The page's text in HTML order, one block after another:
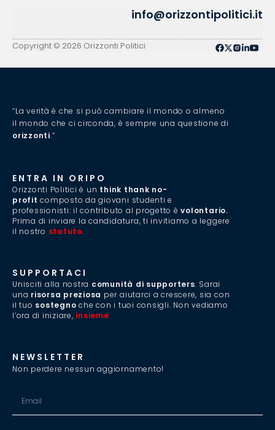
info@orizzontipolitici.it
Copyright © 2026 Orizzonti Politici
“La verità è che si può cambiare il mondo o almeno
il mondo che ci circonda, è sempre una questione di
orizzonti.”
ENTRA IN ORIPO
Orizzonti Politici è un think thank no-
profit composto da giovani studenti e
professionisti: il contributo al progetto èvolontario.
Prima di inviare la candidatura, ti invitiamo a leggere
il nostro statuto.
SUPPORTACI
Unisciti alla nostra comunità di supporters. Sarai
una risorsa preziosa per aiutarci a crescere, sia con
il tuo sostegno che con i tuoi consigli. Non vediamo
l’ora di iniziare, insieme
NEWSLETTER
Non perdere nessun aggiornamento!